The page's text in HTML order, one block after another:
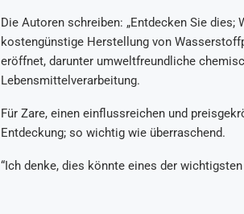
Die Autoren schreiben: „Entdecken Sie
kostengünstige Herstellung von
eröffnet, darunter umweltfreundliche
Lebensmittelverarbeitung.
Für Zare, einen einflussreichen und
Entdeckung; so wichtig wie überraschend.
“Ich denke, dies könnte eines der